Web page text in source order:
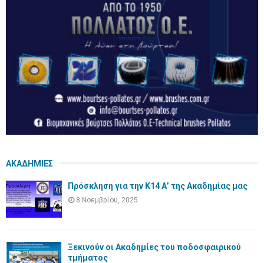
ΑΚΑΔΗΜΙΕΣ
Πρόσκληση για την Κ14 Α’ της Ακαδημίας μας
8 Νοεμβρίου, 2025
Ξεκινούν οι Ακαδημίες του ποδοσφαιρικού
τμήματος